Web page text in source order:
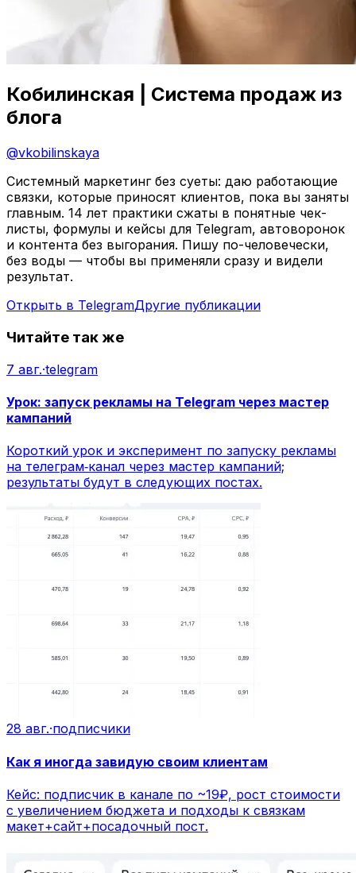
Кобилинская | Система продаж из
блога
@vkobilinskaya
Системный маркетинг без суеты: даю работающие
связки, которые приносят клиентов, пока вы заняты
главным. 14 лет практики сжаты в понятные чек-
листы, формулы и кейсы для Telegram, автоворонок
и контента без выгорания. Пишу по-человечески,
без воды — чтобы вы применяли сразу и видели
результат.
Открыть в TelegramДругие публикации
Читайте так же
7 авг.·telegram
Урок: запуск рекламы на Telegram через мастер
кампаний
Короткий урок и эксперимент по запуску рекламы
на телеграм‑канал через мастер кампаний;
результаты будут в следующих постах.
28 авг.·подписчики
Как я иногда завидую своим клиентам
Кейс: подписчик в канале по ~19₽, рост стоимости
с увеличением бюджета и подходы к связкам
макет+сайт+посадочный пост.